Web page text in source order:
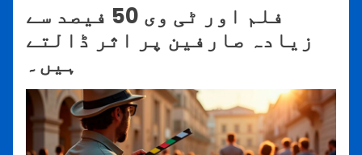
فلم اور ٹی وی 50 فیصد سے
زیادہ صارفین پر اثر ڈالتے
ہیں۔